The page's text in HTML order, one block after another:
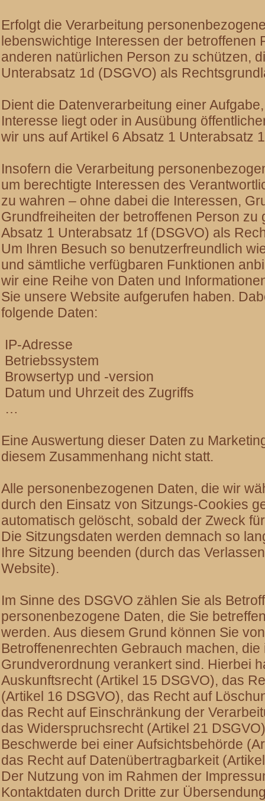
Erfolgt die Verarbeitung
lebenswichtige Interessen der betroffenen
anderen natürlichen Person zu schützen,
Unterabsatz 1d (DSGVO) als
Dient die Datenverarbeitung einer
Interesse liegt oder in Ausübung
wir uns auf Artikel 6 Absatz 1 Unterabsatz
Insofern die Verarbeitung
um berechtigte Interessen des
zu wahren – ohne dabei die Interessen,
Grundfreiheiten der betroffenen Person zu
Absatz 1 Unterabsatz 1f (DSGVO) als
Um Ihren Besuch so benutzerfreundlich
und sämtliche verfügbaren Funktionen
wir eine Reihe von Daten und
Sie unsere Website aufgerufen haben.
folgende Daten:
IP-Adresse
Betriebssystem
Browsertyp und -version
Datum und Uhrzeit des Zugriffs
…
Eine Auswertung dieser Daten zu
diesem Zusammenhang nicht statt.
Alle personenbezogenen Daten, die wir
durch den Einsatz von Sitzungs-Cookies
automatisch gelöscht, sobald der Zweck
Die Sitzungsdaten werden demnach so
Ihre Sitzung beenden (durch das
Website).
Im Sinne des DSGVO zählen Sie als
personenbezogene Daten, die Sie
werden. Aus diesem Grund können Sie
Betroffenenrechten Gebrauch machen,
Grundverordnung verankert sind. Hierbei
Auskunftsrecht (Artikel 15 DSGVO), das
(Artikel 16 DSGVO), das Recht auf
das Recht auf Einschränkung der
das Widerspruchsrecht (Artikel 21
Beschwerde bei einer Aufsichtsbehörde
das Recht auf Datenübertragbarkeit
Der Nutzung von im Rahmen der
Kontaktdaten durch Dritte zur